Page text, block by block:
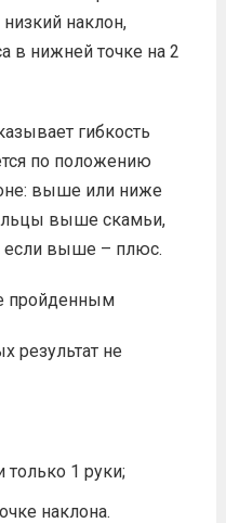
наклон,
в нижней точке на 2
гибкость
по положению
выше или ниже
выше скамьи,
, если выше – плюс.
пройденным
результат не
только 1 руки;
наклона.